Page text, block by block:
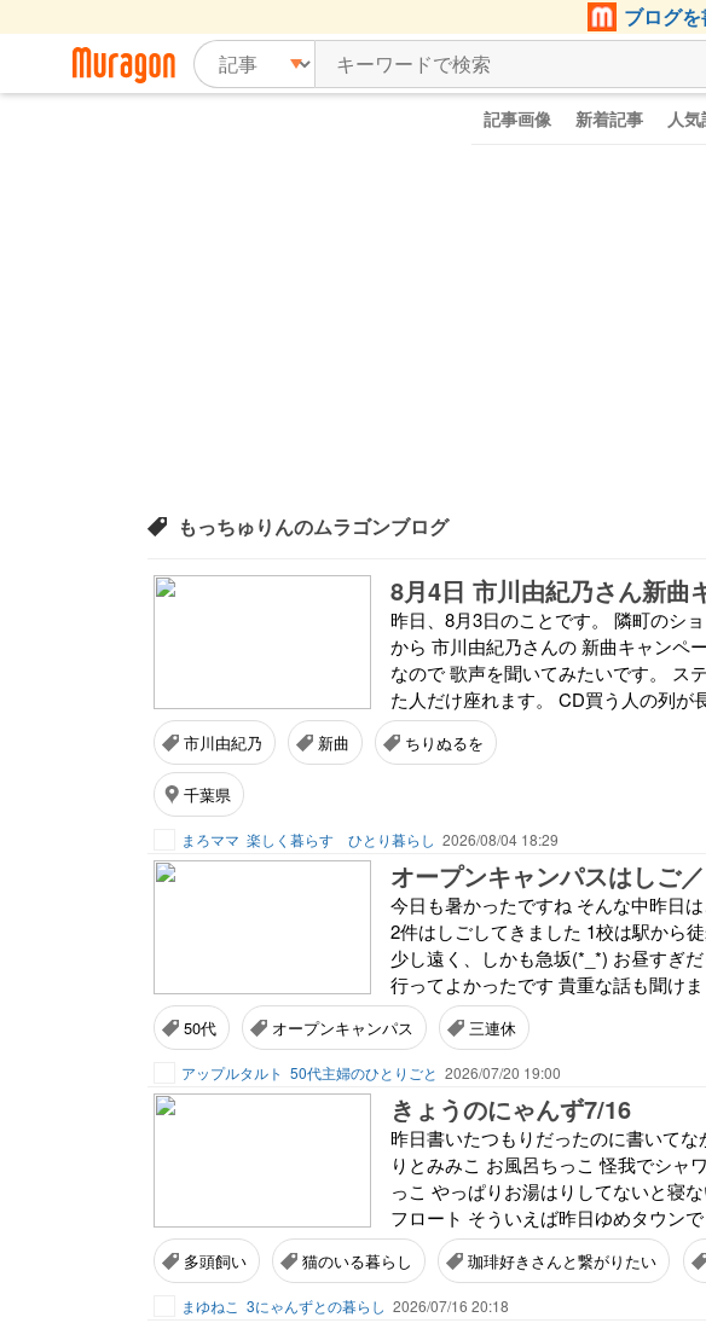
ブログ
記事画像 新着記事 人
もっちゅりんのムラゴンブログ
昨日、8月3日のことです。 隣町のシ
から 市川由紀乃さんの 新曲キャンペ
なので 歌声を聞いてみたいです。 ス
た人だけ座れます。 CD買う人の列が
市川由紀乃 新曲 ちりぬるを
千葉県
まろママ 楽しく暮らす ひとり暮らし 2026/08/04 18:29
オープンキャンパスはしご
今日も暑かったですね そんな中昨日
2件はしごしてきました 1校は駅から
少し遠く、しかも急坂(*_*) お昼すぎ
行ってよかったです 貴重な話も聞け
50代 オープンキャンパス 三連休
アップルタルト 50代主婦のひとりごと 2026/07/20 19:00
きょうのにゃんず7/16
昨日書いたつもりだったのに書いて
りとみみこ お風呂ちっこ 怪我でシャ
っこ やっぱりお湯はりしてないと寝
フロート そういえば昨日ゆめタウン
多頭飼い 猫のいる暮らし 珈琲好きさんと繋がりたい
まゆねこ 3にゃんずとの暮らし 2026/07/16 20:18